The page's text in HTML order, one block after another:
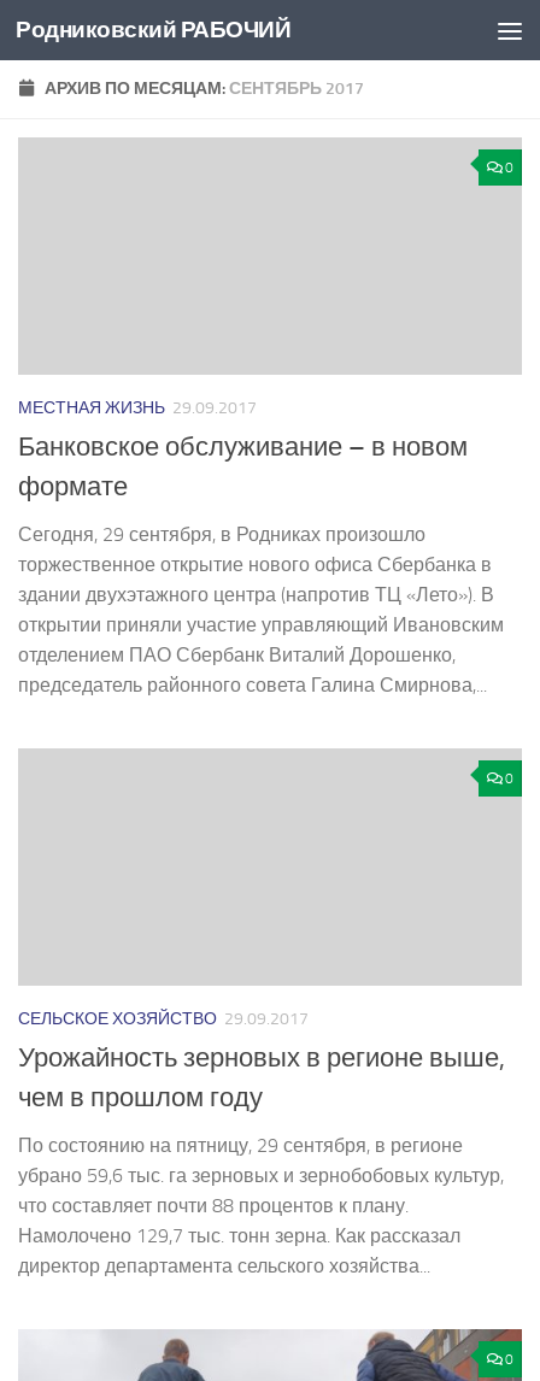
Перейти к содержимому
Родниковский РАБОЧИЙ
АРХИВ ПО МЕСЯЦАМ:СЕНТЯБРЬ 2017
0
МЕСТНАЯ ЖИЗНЬ 29.09.2017
Банковское обслуживание – в новом
формате
Сегодня, 29 сентября, в Родниках произошло
торжественное открытие нового офиса Сбербанка в
здании двухэтажного центра (напротив ТЦ «Лето»). В
открытии приняли участие управляющий Ивановским
отделением ПАО Сбербанк Виталий Дорошенко,
председатель районного совета Галина Смирнова,...
0
СЕЛЬСКОЕ ХОЗЯЙСТВО 29.09.2017
Урожайность зерновых в регионе выше,
чем в прошлом году
По состоянию на пятницу, 29 сентября, в регионе
убрано 59,6 тыс. га зерновых и зернобобовых культур,
что составляет почти 88 процентов к плану.
Намолочено 129,7 тыс. тонн зерна. Как рассказал
директор департамента сельского хозяйства...
0